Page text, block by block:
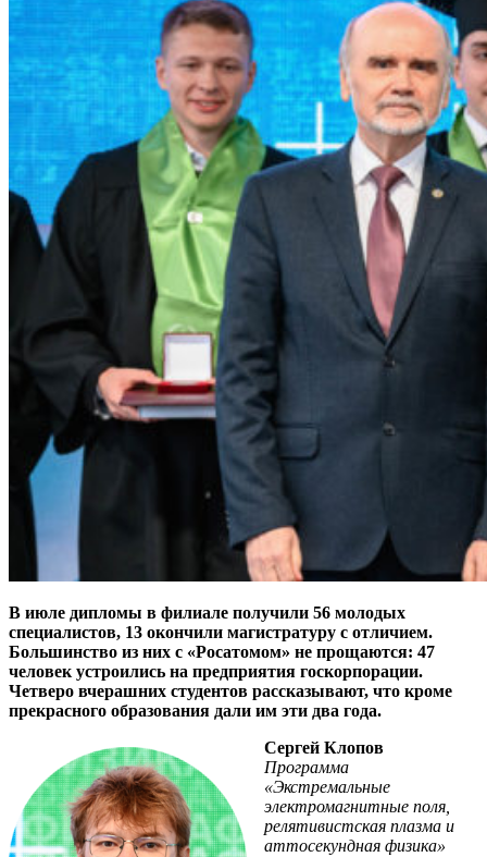
В июле дипломы в филиале получили 56 молодых
специалистов, 13 окончили магистратуру с отличием.
Большинство из них с «Росатомом» не прощаются: 47
человек устроились на предприятия госкорпорации.
Четверо вчерашних студентов рассказывают, что кроме
прекрасного образования дали им эти два года.
Сергей Клопов
Программа
«Экстремальные
электромагнитные поля,
релятивистская плазма и
аттосекундная физика»